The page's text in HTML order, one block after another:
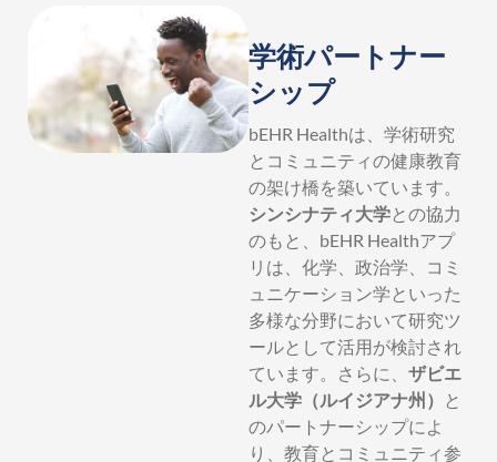
学術パートナー
シップ
bEHR Healthは、学術研究
とコミュニティの健康教育
の架け橋を築いています。
シンシナティ大学との協力
のもと、bEHR Healthアプ
リは、化学、政治学、コミ
ュニケーション学といった
多様な分野において研究ツ
ールとして活用が検討され
ています。さらに、 ザビエ
ル大学（ルイジアナ州）
と
のパートナーシップによ
り、教育とコミュニティ参